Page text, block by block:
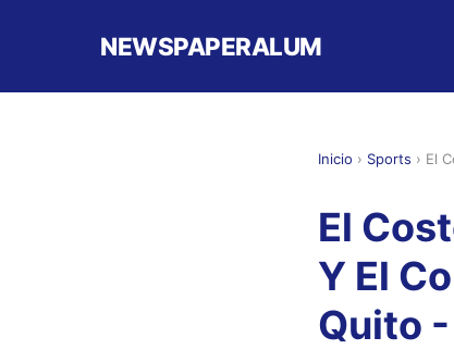
NEWSPAPERALUM
Inicio › Sports › El
El
Y El
Quito